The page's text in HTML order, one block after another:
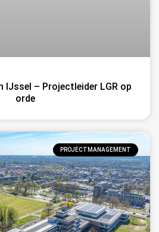
IJssel – Projectleider LGR op
orde
PROJECTMANAGEMENT